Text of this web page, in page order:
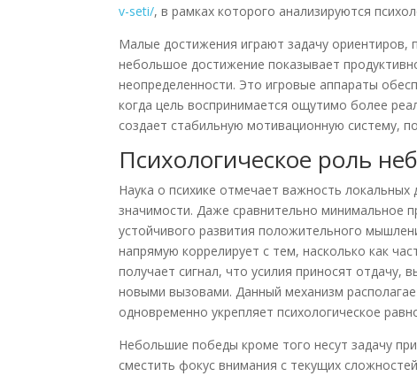
v-seti/, в рамках которого анализируются
Малые достижения играют задачу
небольшое достижение показывает
неопределенности. Это игровые аппараты
когда цель воспринимается ощутимо более
создает стабильную мотивационную систему,
Психологическое роль
Наука о психике отмечает важность
значимости. Даже сравнительно минимальное
устойчивого развития положительного
напрямую коррелирует с тем, насколько как
получает сигнал, что усилия приносят отдачу,
новыми вызовами. Данный механизм
одновременно укрепляет психологическое
Небольшие победы кроме того несут задачу
сместить фокус внимания с текущих